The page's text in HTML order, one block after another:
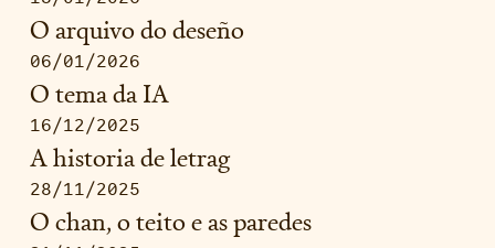
O arquivo do deseño
06/01/2026
O tema da IA
16/12/2025
A historia de letrag
28/11/2025
O chan, o teito e as paredes